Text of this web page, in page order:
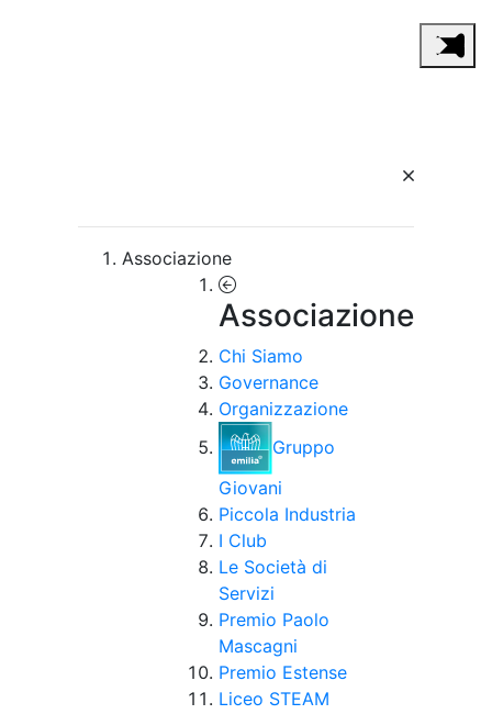
Associazione
Associazione
Chi Siamo
Governance
Organizzazione
Gruppo
Giovani
Piccola Industria
I Club
Le Società di
Servizi
Premio Paolo
Mascagni
Premio Estense
Liceo STEAM